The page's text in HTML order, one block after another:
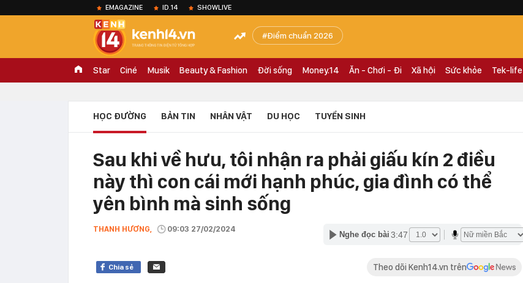
EMAGAZINE ID.14 SHOWLIVE
Điểm chuẩn 2026
Star Ciné Musik Beauty & Fashion Đời sống Money.14 Ăn - Chơi - Đi Xã hội Sức khỏe Tek-life
HỌC ĐƯỜNG BẢN TIN NHÂN VẬT DU HỌC TUYỂN SINH
Sau khi về hưu, tôi nhận ra phải giấu kín 2 điều
này thì con cái mới hạnh phúc, gia đình có thể
yên bình mà sinh sống
THANH HƯƠNG, 09:03 27/02/2024
Nghe đọc bài 3:47
Chia sẻ Theo dõi Kenh14.vn trên